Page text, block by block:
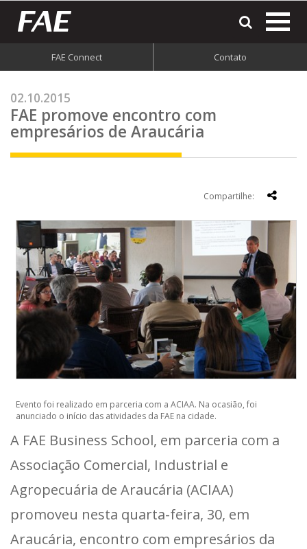
FAE Connect Contato
02.10.2015
FAE promove encontro com
empresários de Araucária
Compartilhe:
Evento foi realizado em parceria com a ACIAA. Na ocasião, foi
anunciado o início das atividades da FAE na cidade.
A FAE Business School, em parceria com a
Associação Comercial, Industrial e
Agropecuária de Araucária (ACIAA)
promoveu nesta quarta-feira, 30, em
Araucária, encontro com empresários da